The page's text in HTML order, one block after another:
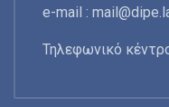
e-mail :
Τηλεφωνικό